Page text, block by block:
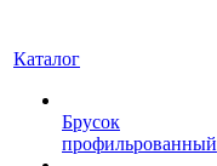
Каталог
Брусок
профильрованный